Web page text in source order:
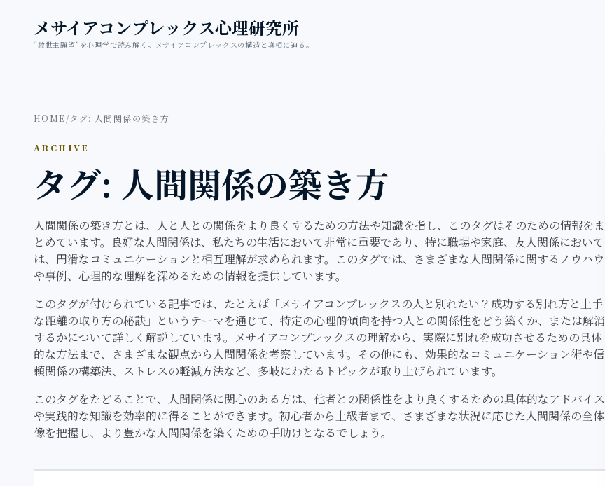
メサイアコンプレックス心理研究所
“救世主願望”を心理学で読み解く。メサイアコンプレックスの構造と真相に迫る。
HOME/タグ: 人間関係の築き方
ARCHIVE
タグ: 人間関係の築き方
人間関係の築き方とは、人と人との関係をより良くするための方法や知識を指し、このタグはそのための情報をま
とめています。良好な人間関係は、私たちの生活において非常に重要であり、特に職場や家庭、友人関係において
は、円滑なコミュニケーションと相互理解が求められます。このタグでは、さまざまな人間関係に関するノウハウ
や事例、心理的な理解を深めるための情報を提供しています。
このタグが付けられている記事では、たとえば「メサイアコンプレックスの人と別れたい？成功する別れ方と上手
な距離の取り方の秘訣」というテーマを通じて、特定の心理的傾向を持つ人との関係性をどう築くか、または解消
するかについて詳しく解説しています。メサイアコンプレックスの理解から、実際に別れを成功させるための具体
的な方法まで、さまざまな観点から人間関係を考察しています。その他にも、効果的なコミュニケーション術や信
頼関係の構築法、ストレスの軽減方法など、多岐にわたるトピックが取り上げられています。
このタグをたどることで、人間関係に関心のある方は、他者との関係性をより良くするための具体的なアドバイス
や実践的な知識を効率的に得ることができます。初心者から上級者まで、さまざまな状況に応じた人間関係の全体
像を把握し、より豊かな人間関係を築くための手助けとなるでしょう。